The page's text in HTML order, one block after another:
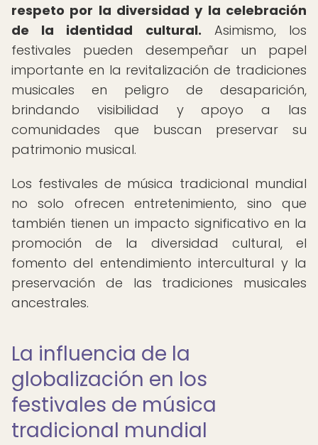
respeto por la diversidad y la celebración
de la identidad cultural. Asimismo, los
festivales pueden desempeñar un papel
importante en la revitalización de tradiciones
musicales en peligro de desaparición,
brindando visibilidad y apoyo a las
comunidades que buscan preservar su
patrimonio musical.
Los festivales de música tradicional mundial
no solo ofrecen entretenimiento, sino que
también tienen un impacto significativo en la
promoción de la diversidad cultural, el
fomento del entendimiento intercultural y la
preservación de las tradiciones musicales
ancestrales.
La influencia de la
globalización en los
festivales de música
tradicional mundial